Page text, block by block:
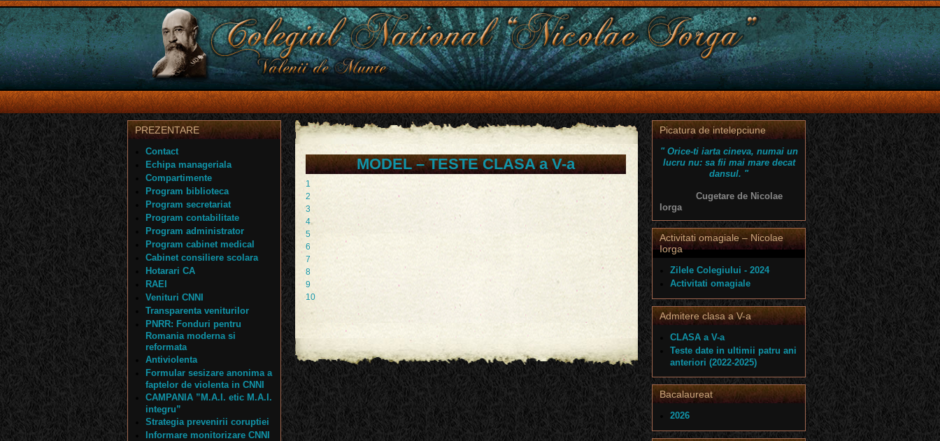
MODEL – TESTE CLASA a V-a
1
2
3
4
5
6
7
8
9
10
PREZENTARE
Contact
Echipa manageriala
Compartimente
Program biblioteca
Program secretariat
Program contabilitate
Program administrator
Program cabinet medical
Cabinet consiliere scolara
Hotarari CA
RAEI
Venituri CNNI
Transparenta veniturilor
PNRR: Fonduri pentru
Romania moderna si
reformata
Antiviolenta
Formular sesizare anonima a
faptelor de violenta in CNNI
CAMPANIA ”M.A.I. etic M.A.I.
integru”
Strategia prevenirii coruptiei
Informare monitorizare CNNI
Picatura de intelepciune
" Orice-ti iarta cineva, numai un
lucru nu: sa fii mai mare decat
dansul. "
Cugetare de Nicolae
Iorga
Activitati omagiale – Nicolae
Iorga
Zilele Colegiului - 2024
Activitati omagiale
Admitere clasa a V-a
CLASA a V-a
Teste date in ultimii patru ani
anteriori (2022-2025)
Bacalaureat
2026